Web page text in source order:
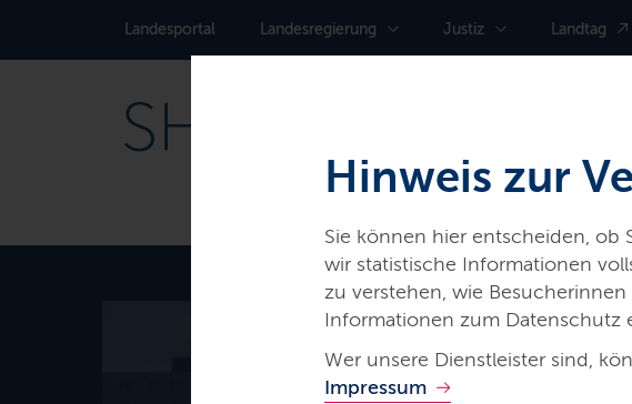
Hinweis zur
Sie können hier entscheiden, ob
wir statistische Informationen
zu verstehen, wie
Informationen zum Datenschutz
Wer unsere Dienstleister sind,
Impressum
Landes­portal Landes­regierung Justiz Landtag